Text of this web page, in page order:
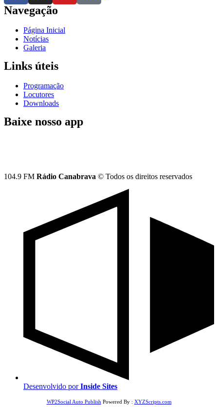
Navegação
Página Inicial
Notícias
Galeria
Links úteis
Programação
Locutores
Downloads
Baixe nosso app
104.9 FM Rádio Canabrava © Todos os direitos reservados
Desenvolvido porInside Sites
WP2Social Auto Publish Powered By : XYZScripts.com